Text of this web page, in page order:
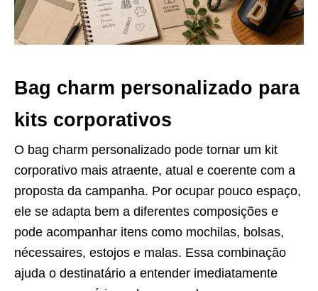
Bag charm personalizado para
kits corporativos
O bag charm personalizado pode tornar um kit
corporativo mais atraente, atual e coerente com a
proposta da campanha. Por ocupar pouco espaço,
ele se adapta bem a diferentes composições e
pode acompanhar itens como mochilas, bolsas,
nécessaires, estojos e malas. Essa combinação
ajuda o destinatário a entender imediatamente